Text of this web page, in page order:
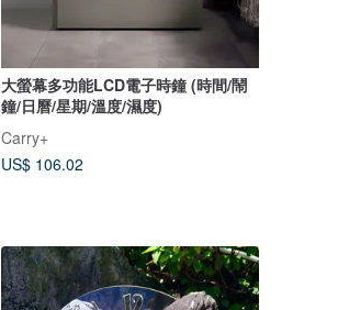
大螢幕多功能LCD電子時鐘 (時間/鬧
鐘/日曆/星期/溫度/濕度)
Carry+
US$ 106.02